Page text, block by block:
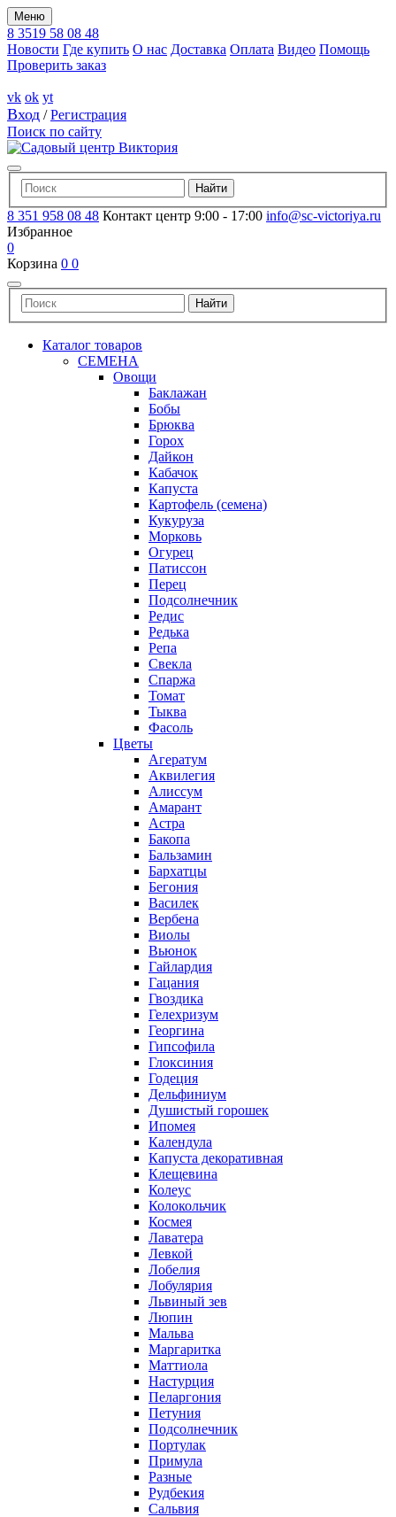
Меню
8 3519 58 08 48
Новости Где купить О нас Доставка Оплата Видео Помощь
Проверить заказ
vk ok yt
Вход /Регистрация
Поиск по сайту
8 351 958 08 48 Контакт центр 9:00 - 17:00 info@sc-victoriya.ru
Избранное
0
Корзина 0 0
Каталог товаров
СЕМЕНА
Овощи
Баклажан
Бобы
Брюква
Горох
Дайкон
Кабачок
Капуста
Картофель (семена)
Кукуруза
Морковь
Огурец
Патиссон
Перец
Подсолнечник
Редис
Редька
Репа
Свекла
Спаржа
Томат
Тыква
Фасоль
Цветы
Агератум
Аквилегия
Алиссум
Амарант
Астра
Бакопа
Бальзамин
Бархатцы
Бегония
Василек
Вербена
Виолы
Вьюнок
Гайлардия
Гацания
Гвоздика
Гелехризум
Георгина
Гипсофила
Глоксиния
Годеция
Дельфиниум
Душистый горошек
Ипомея
Календула
Капуста декоративная
Клещевина
Колеус
Колокольчик
Космея
Лаватера
Левкой
Лобелия
Лобулярия
Львиный зев
Люпин
Мальва
Маргаритка
Маттиола
Настурция
Пеларгония
Петуния
Подсолнечник
Портулак
Примула
Разные
Рудбекия
Сальвия